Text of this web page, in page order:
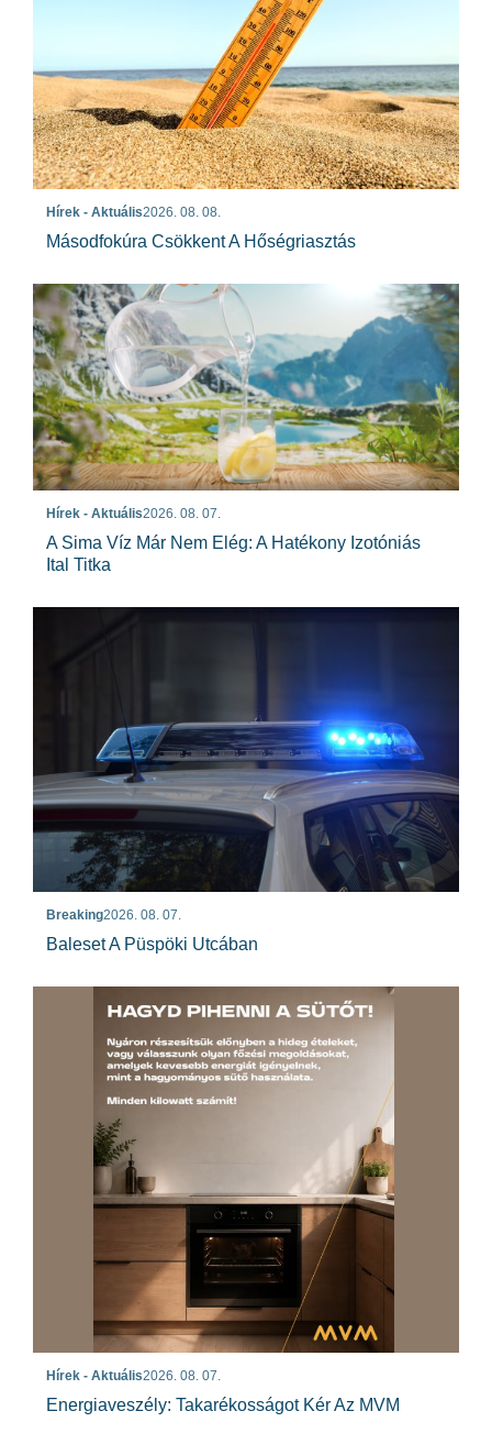
Hírek - Aktuális2026. 08. 08.
Másodfokúra Csökkent A Hőségriasztás
Hírek - Aktuális2026. 08. 07.
A Sima Víz Már Nem Elég: A Hatékony Izotóniás
Ital Titka
Breaking2026. 08. 07.
Baleset A Püspöki Utcában
Hírek - Aktuális2026. 08. 07.
Energiaveszély: Takarékosságot Kér Az MVM